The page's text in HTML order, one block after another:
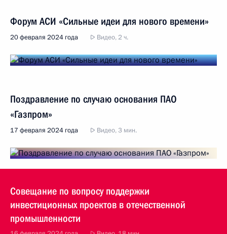
Форум АСИ «Сильные идеи для нового времени»
20 февраля 2024 года Видео, 2 ч.
Поздравление по случаю основания ПАО
«Газпром»
17 февраля 2024 года Видео, 3 мин.
Совещание по вопросу поддержки
инвестиционных проектов в отечественной
промышленности